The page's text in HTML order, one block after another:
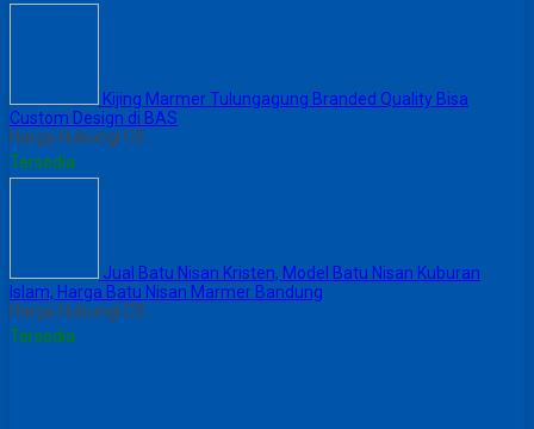
Kijing Marmer Tulungagung Branded Quality Bisa
Custom Design di BAS
Harga Hubungi CS
Tersedia
Jual Batu Nisan Kristen, Model Batu Nisan Kuburan
Islam, Harga Batu Nisan Marmer Bandung
Harga Hubungi CS
Tersedia